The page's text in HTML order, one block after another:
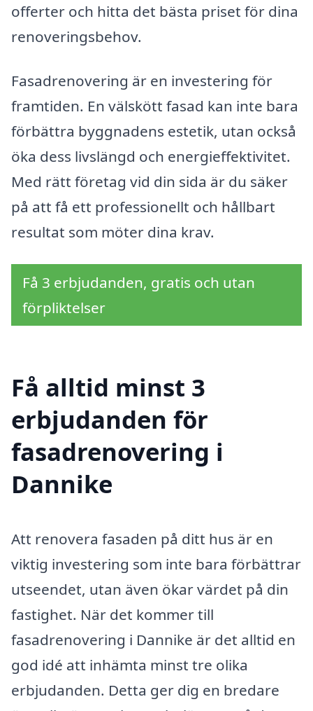
offerter och hitta det bästa priset för dina
renoveringsbehov.
Fasadrenovering är en investering för
framtiden. En välskött fasad kan inte bara
förbättra byggnadens estetik, utan också
öka dess livslängd och energieffektivitet.
Med rätt företag vid din sida är du säker
på att få ett professionellt och hållbart
resultat som möter dina krav.
Få 3 erbjudanden, gratis och utan
förpliktelser
Få alltid minst 3
erbjudanden för
fasadrenovering i
Dannike
Att renovera fasaden på ditt hus är en
viktig investering som inte bara förbättrar
utseendet, utan även ökar värdet på din
fastighet. När det kommer till
fasadrenovering i Dannike är det alltid en
god idé att inhämta minst tre olika
erbjudanden. Detta ger dig en bredare